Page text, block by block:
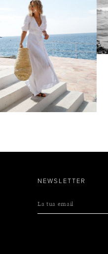
NEWSLETTER
La tua email